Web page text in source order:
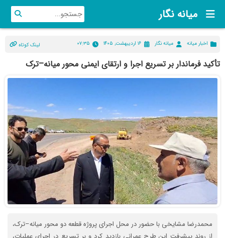
میانه نگار
اخبار میانه میانه نگار ۱۶ اردیبهشت, ۱۴۰۵ ۰۷:۳۵ لینک کوتاه
تأکید فرماندار بر تسریع اجرا و ارتقای ایمنی محور میانه–ترک
محمدرضا مشایخی با حضور در محل اجرای پروژه قطعه دو‌ محور میانه–ترک،